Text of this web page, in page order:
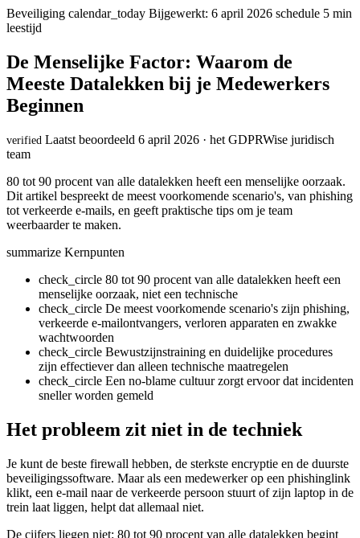
Beveiliging calendar_today Bijgewerkt: 6 april 2026 schedule 5 min
leestijd
De Menselijke Factor: Waarom de
Meeste Datalekken bij je Medewerkers
Beginnen
verified Laatst beoordeeld 6 april 2026 · het GDPRWise juridisch
team
80 tot 90 procent van alle datalekken heeft een menselijke oorzaak.
Dit artikel bespreekt de meest voorkomende scenario's, van phishing
tot verkeerde e-mails, en geeft praktische tips om je team
weerbaarder te maken.
summarize Kernpunten
check_circle 80 tot 90 procent van alle datalekken heeft een
menselijke oorzaak, niet een technische
check_circle De meest voorkomende scenario's zijn phishing,
verkeerde e-mailontvangers, verloren apparaten en zwakke
wachtwoorden
check_circle Bewustzijnstraining en duidelijke procedures
zijn effectiever dan alleen technische maatregelen
check_circle Een no-blame cultuur zorgt ervoor dat incidenten
sneller worden gemeld
Het probleem zit niet in de techniek
Je kunt de beste firewall hebben, de sterkste encryptie en de duurste
beveiligingssoftware. Maar als een medewerker op een phishinglink
klikt, een e-mail naar de verkeerde persoon stuurt of zijn laptop in de
trein laat liggen, helpt dat allemaal niet.
De cijfers liegen niet: 80 tot 90 procent van alle datalekken begint